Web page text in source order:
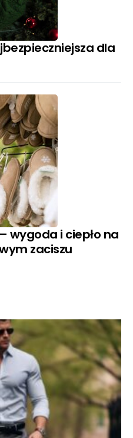
dla
wygoda i ciepło na
zaciszu